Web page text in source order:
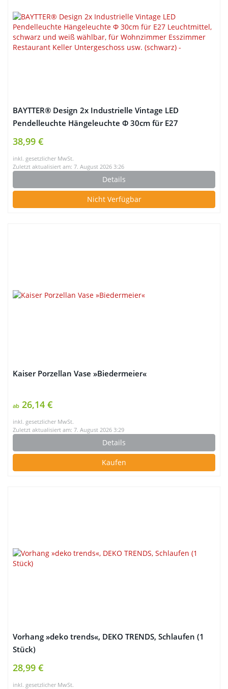
BAYTTER® Design 2x Industrielle Vintage LED
Pendelleuchte Hängeleuchte Φ 30cm für E27
Leuchtmittel, schwarz und weiß wählbar, für
Wohnzimmer Esszimmer Restaurant Keller
Untergeschoss usw. (schwarz)
38,99 €
inkl. gesetzlicher MwSt.
Zuletzt aktualisiert am: 7. August 2026 3:26
Details
Nicht Verfügbar
Kaiser Porzellan Vase »Biedermeier«
ab 26,14 €
inkl. gesetzlicher MwSt.
Zuletzt aktualisiert am: 7. August 2026 3:29
Details
Kaufen
Vorhang »deko trends«, DEKO TRENDS, Schlaufen (1
Stück)
28,99 €
inkl. gesetzlicher MwSt.